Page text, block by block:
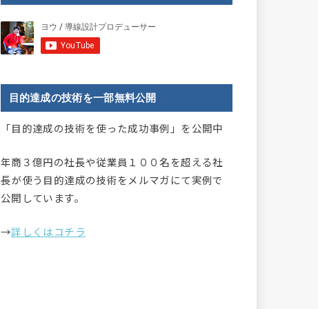
目的達成の技術を一部無料公開
「目的達成の技術を使った成功事例」を公開中
年商３億円の社長や従業員１００名を超える社
長が使う目的達成の技術をメルマガにて実例で
公開しています。
→詳しくはコチラ